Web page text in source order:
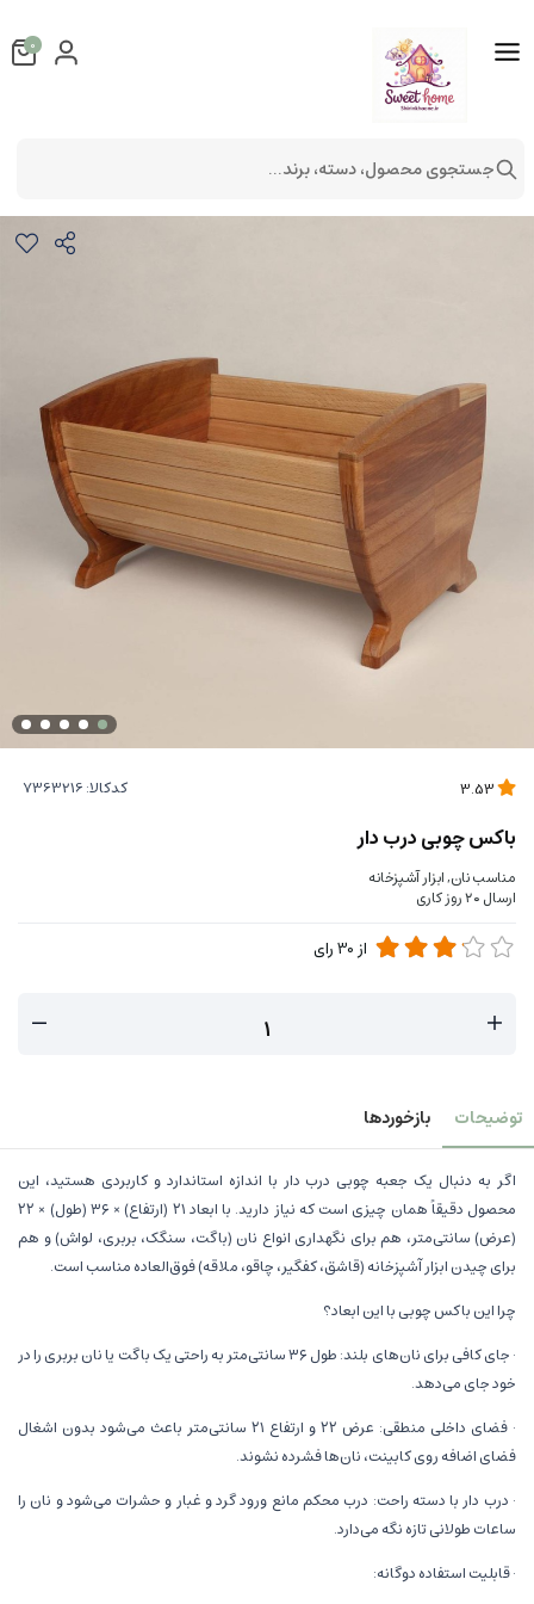
کدکالا:
باکس چوبی درب دار
مناسب نان, ابزار آشپزخانه
ارسال ۲۰ روز کاری
از 30رای
توضیحات بازخوردها
اگر به دنبال یک جعبه چوبی درب دار با اندازه استاندارد و کاربردی هستید، این
محصول دقیقاً همان چیزی است که نیاز دارید. با ابعاد ۲۱ (ارتفاع) × ۳۶ (طول) × ۲۲
(عرض) سانتی‌متر، هم برای نگهداری انواع نان (باگت، سنگک، بربری، لواش) و هم
برای چیدن ابزار آشپزخانه (قاشق، کفگیر، چاقو، ملاقه) فوق‌العاده مناسب است.
چرا این باکس چوبی با این ابعاد؟
· جای کافی برای نان‌های بلند: طول ۳۶ سانتی‌متر به راحتی یک باگت یا نان بربری را در
خود جای می‌دهد.
· فضای داخلی منطقی: عرض ۲۲ و ارتفاع ۲۱ سانتی‌متر باعث می‌شود بدون اشغال
فضای اضافه روی کابینت، نان‌ها فشرده نشوند.
· درب دار با دسته راحت: درب محکم مانع ورود گرد و غبار و حشرات می‌شود و نان را
ساعات طولانی تازه نگه می‌دارد.
· قابلیت استفاده دوگانه:
0
جستجوی محصول، دسته، برند...